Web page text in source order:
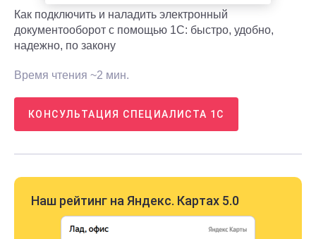
Как подключить и наладить электронный
документооборот с помощью 1С: быстро, удобно,
надежно, по закону
Время чтения ~2 мин.
КОНСУЛЬТАЦИЯ СПЕЦИАЛИСТА 1С
Наш рейтинг на Яндекс. Картах 5.0